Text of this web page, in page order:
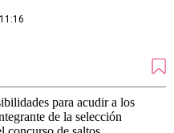
para acudir a los
de la selección